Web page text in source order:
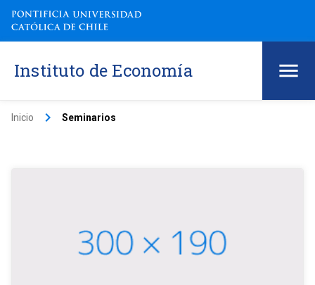
Instituto de Economía
Inicio keyboard_arrow_right Seminarios